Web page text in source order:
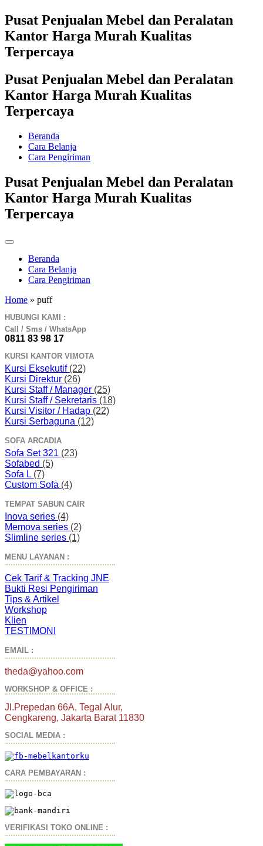
Pusat Penjualan Mebel dan Peralatan
Kantor Harga Murah Kualitas
Terpercaya
Pusat Penjualan Mebel dan Peralatan
Kantor Harga Murah Kualitas
Terpercaya
Beranda
Cara Belanja
Cara Pengiriman
Pusat Penjualan Mebel dan Peralatan
Kantor Harga Murah Kualitas
Terpercaya
Beranda
Cara Belanja
Cara Pengiriman
Home » puff
HUBUNGI KAMI :
Call / Sms / WhatsApp
0811 83 98 17
KURSI KANTOR VIMOTA
Kursi Eksekutif (22)
Kursi Direktur (26)
Kursi Staff / Manager (25)
Kursi Staff / Sekretaris (18)
Kursi Visitor / Hadap (22)
Kursi Serbaguna (12)
SOFA ARCADIA
Sofa Set 321 (23)
Sofabed (5)
Sofa L (7)
Custom Sofa (4)
TEMPAT SABUN CAIR
Inova series (4)
Memova series (2)
Slimline series (1)
MENU LAYANAN :
Cek Tarif & Tracking JNE
Bukti Resi Pengiriman
Tips & Artikel
Workshop
Klien
TESTIMONI
EMAIL :
theda@yahoo.com
WORKSHOP & OFFICE :
Jl.Prepedan 66A, Tegal Alur,
Cengkareng, Jakarta Barat 11830
SOCIAL MEDIA :
CARA PEMBAYARAN :
VERIFIKASI TOKO ONLINE :